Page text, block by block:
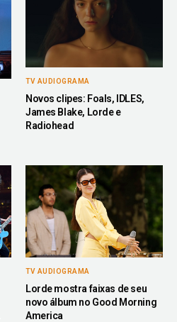
TV AUDIOGRAMA
Novos clipes: Foals, IDLES,
James Blake, Lorde e
Radiohead
TV AUDIOGRAMA
Lorde mostra faixas de seu
novo álbum no Good Morning
America